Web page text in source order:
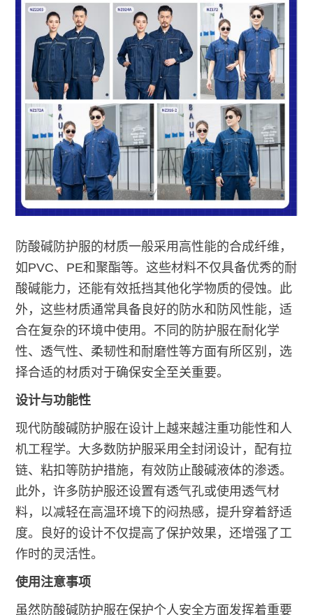
防酸碱防护服的材质一般采用高性能的合成纤维，
如PVC、PE和聚酯等。这些材料不仅具备优秀的耐
酸碱能力，还能有效抵挡其他化学物质的侵蚀。此
外，这些材质通常具备良好的防水和防风性能，适
合在复杂的环境中使用。不同的防护服在耐化学
性、透气性、柔韧性和耐磨性等方面有所区别，选
择合适的材质对于确保安全至关重要。
设计与功能性
现代防酸碱防护服在设计上越来越注重功能性和人
机工程学。大多数防护服采用全封闭设计，配有拉
链、粘扣等防护措施，有效防止酸碱液体的渗透。
此外，许多防护服还设置有透气孔或使用透气材
料，以减轻在高温环境下的闷热感，提升穿着舒适
度。良好的设计不仅提高了保护效果，还增强了工
作时的灵活性。
使用注意事项
虽然防酸碱防护服在保护个人安全方面发挥着重要